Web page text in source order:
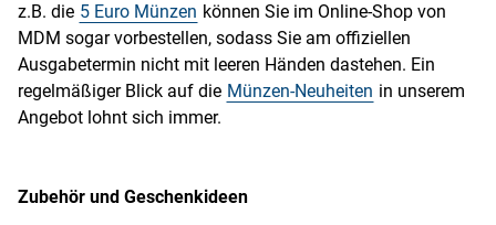
z.B. die 5 Euro Münzen können Sie im Online-Shop von
MDM sogar vorbestellen, sodass Sie am offiziellen
Ausgabetermin nicht mit leeren Händen dastehen. Ein
regelmäßiger Blick auf die Münzen-Neuheiten in unserem
Angebot lohnt sich immer.
Zubehör und Geschenkideen